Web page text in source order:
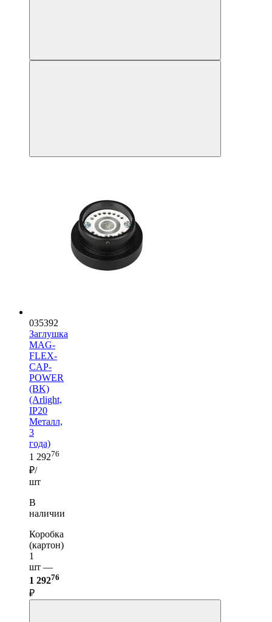
035392
Заглушка
MAG-
FLEX-
CAP-
POWER
(BK)
(Arlight,
IP20
Металл,
3
года)
1 29276
₽/
шт
В
наличии
Коробка
(картон)
1
шт —
1 29276
₽